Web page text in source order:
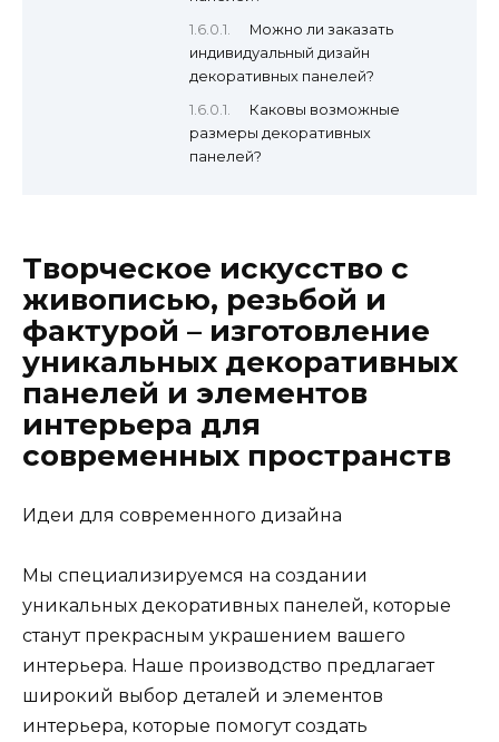
Можно ли заказать
индивидуальный дизайн
декоративных панелей?
Каковы возможные
размеры декоративных
панелей?
Творческое искусство с
живописью, резьбой и
фактурой – изготовление
уникальных декоративных
панелей и элементов
интерьера для
современных пространств
Идеи для современного дизайна
Мы специализируемся на создании
уникальных декоративных панелей, которые
станут прекрасным украшением вашего
интерьера. Наше производство предлагает
широкий выбор деталей и элементов
интерьера, которые помогут создать